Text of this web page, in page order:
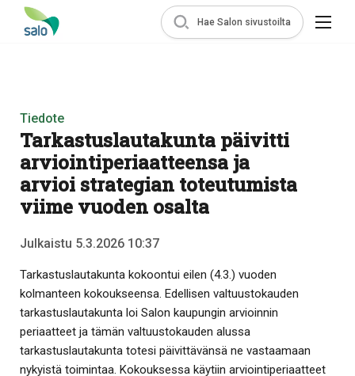
Hae Salon sivustoilta
Tiedote
Tarkastuslautakunta päivitti
arviointiperiaatteensa ja
arvioi strategian toteutumista
viime vuoden osalta
Julkaistu 5.3.2026 10:37
Tarkastuslautakunta kokoontui eilen (4.3.) vuoden
kolmanteen kokoukseensa. Edellisen valtuustokauden
tarkastuslautakunta loi Salon kaupungin arvioinnin
periaatteet ja tämän valtuustokauden alussa
tarkastuslautakunta totesi päivittävänsä ne vastaamaan
nykyistä toimintaa. Kokouksessa käytiin arviointiperiaatteet